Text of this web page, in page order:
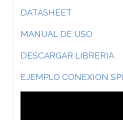
DATASHEET
MANUAL DE USO
DESCARGAR LIBRERIA
EJEMPLO CONEXION SPI